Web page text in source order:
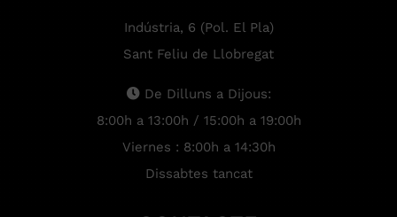
Indústria, 6 (Pol. El Pla)
Sant Feliu de Llobregat
De Dilluns a Dijous:
8:00h a 13:00h / 15:00h a 19:00h
Viernes : 8:00h a 14:30h
Dissabtes tancat